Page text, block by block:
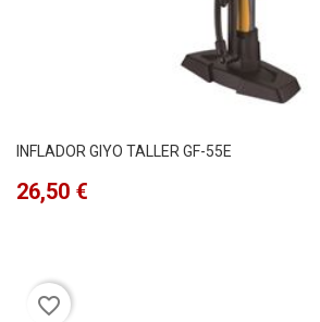
INFLADOR GIYO TALLER GF-55E
Precio
26,50 €
favorite_border